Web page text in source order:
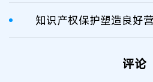
知识产权保护塑造良好
评论